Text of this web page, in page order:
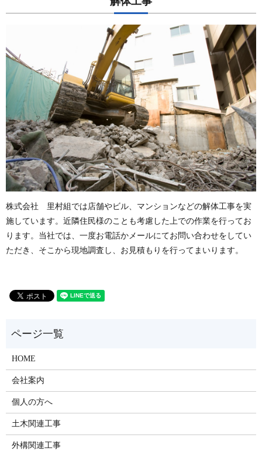
株式会社 里村組では店舗やビル、マンションなどの解体工事を実
施しています。近隣住民様のことも考慮した上での作業を行ってお
ります。当社では、一度お電話かメールにてお問い合わせをしてい
ただき、そこから現地調査し、お見積もりを行ってまいります。
HOME
会社案内
個人の方へ
土木関連工事
外構関連工事